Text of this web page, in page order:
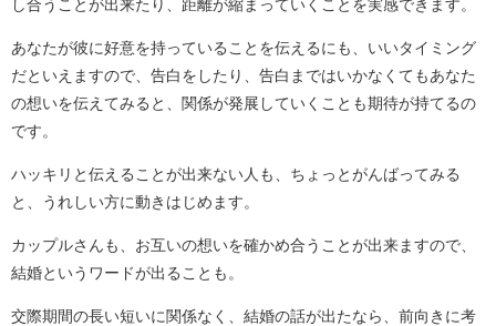
し合うことが出来たり、距離が縮まっていくことを実感できます。
あなたが彼に好意を持っていることを伝えるにも、いいタイミング
だといえますので、告白をしたり、告白まではいかなくてもあなた
の想いを伝えてみると、関係が発展していくことも期待が持てるの
です。
ハッキリと伝えることが出来ない人も、ちょっとがんばってみる
と、うれしい方に動きはじめます。
カップルさんも、お互いの想いを確かめ合うことが出来ますので、
結婚というワードが出ることも。
交際期間の長い短いに関係なく、結婚の話が出たなら、前向きに考